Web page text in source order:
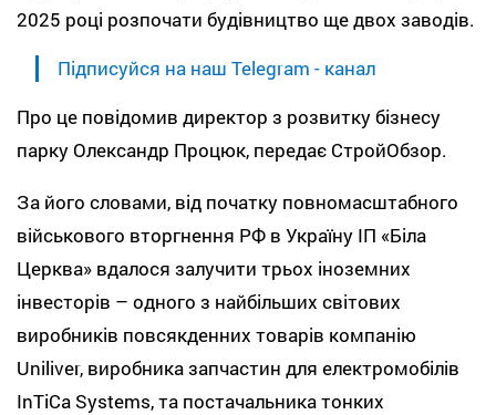
2025 році розпочати будівництво ще двох заводів.
Підписуйся на наш Telegram - канал
Про це повідомив директор з розвитку бізнесу
парку Олександр Процюк, передає СтройОбзор.
За його словами, від початку повномасштабного
військового вторгнення РФ в Україну ІП «Біла
Церква» вдалося залучити трьох іноземних
інвесторів – одного з найбільших світових
виробників повсякденних товарів компанію
Uniliver, виробника запчастин для електромобілів
InTiCa Systems, та постачальника тонких